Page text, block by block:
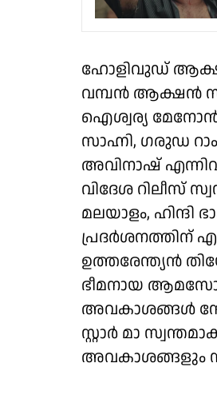
ഹോളിവുഡ്
വമ്പൻ ആക്ഷൻ
ഐശ്വര്യ
സാഹ്നി, ഗരുഡ
അവിനാഷ്
വിദേശ റിലീസ്
മലയാളം,
പ്രദർശനത്തിന്
ഉത്തരേന്ത്യൻ
ഭീമനായ ആമസോൺ
അവകാശങ്ങൾ
സ്റ്റാർ മാ
അവകാശങ്ങളും